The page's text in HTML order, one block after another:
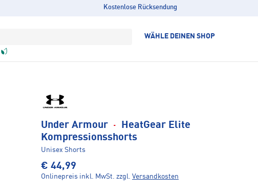
Kostenlose Rücksendung
WÄHLE DEINEN SHOP
Under Armour · HeatGear Elite
Kompressionsshorts
Unisex Shorts
€ 44,99
Onlinepreis inkl. MwSt. zzgl. Versandkosten